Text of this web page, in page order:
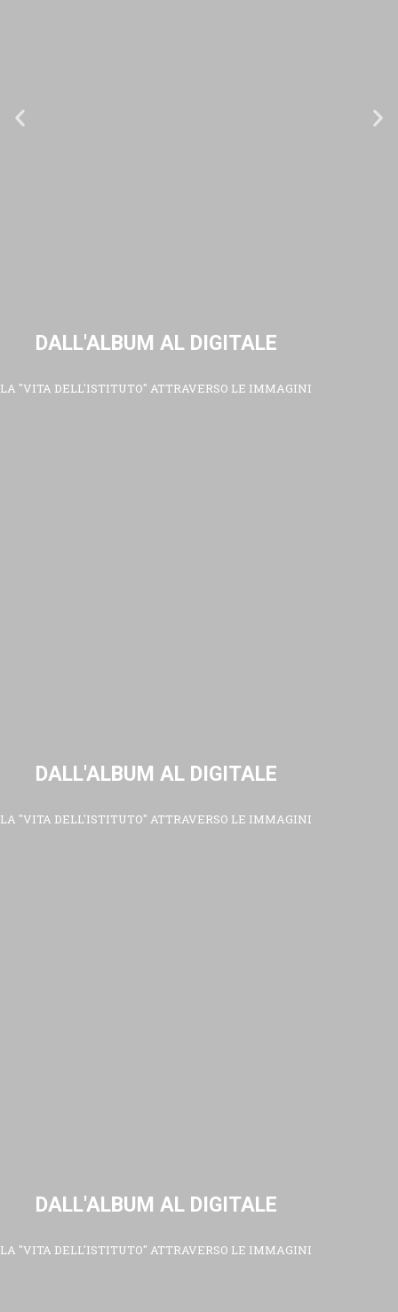
DALL'ALBUM AL DIGITALE
LA "VITA DELL'ISTITUTO" ATTRAVERSO LE IMMAGINI
DALL'ALBUM AL DIGITALE
LA "VITA DELL'ISTITUTO" ATTRAVERSO LE IMMAGINI
DALL'ALBUM AL DIGITALE
LA "VITA DELL'ISTITUTO" ATTRAVERSO LE IMMAGINI